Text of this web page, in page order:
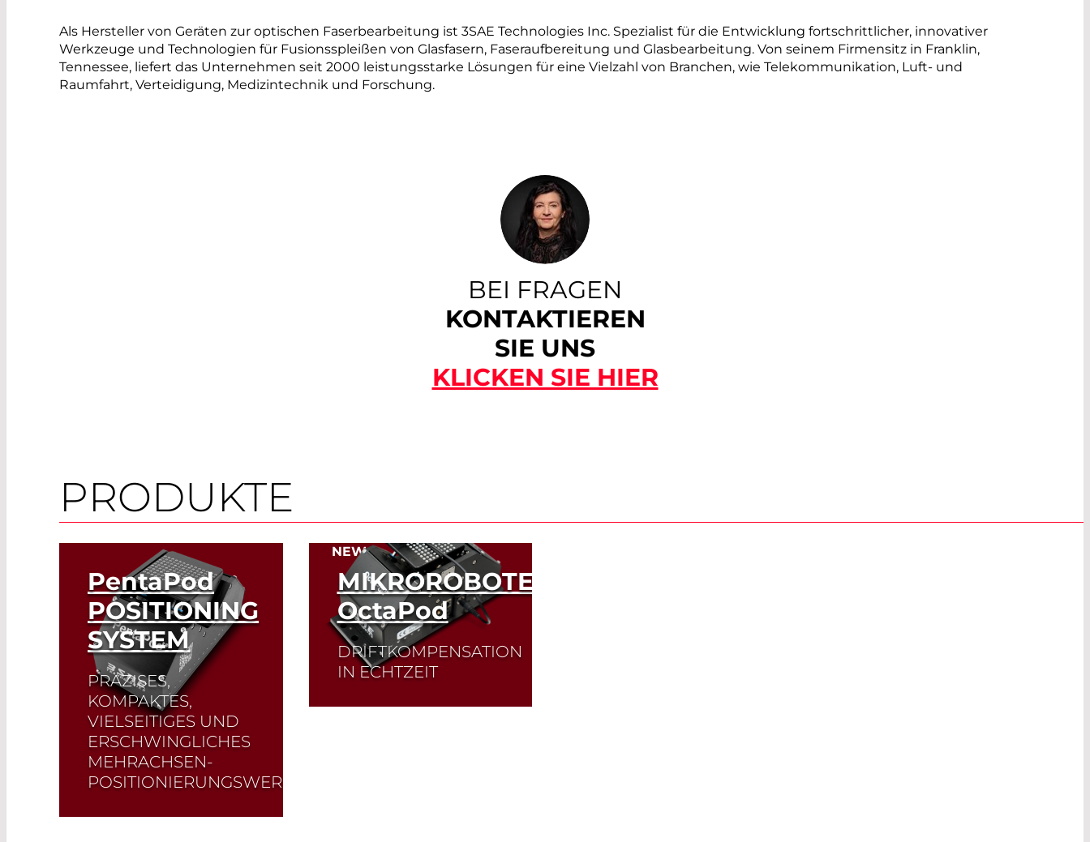
Als Hersteller von Geräten zur optischen Faserbearbeitung ist 3SAE Technologies Inc. Spezialist für die Entwicklung fortschrittlicher, innovativer
Werkzeuge und Technologien für Fusionsspleißen von Glasfasern, Faseraufbereitung und Glasbearbeitung. Von seinem Firmensitz in Franklin,
Tennessee, liefert das Unternehmen seit 2000 leistungsstarke Lösungen für eine Vielzahl von Branchen, wie Telekommunikation, Luft- und
Raumfahrt, Verteidigung, Medizintechnik und Forschung.
BEI FRAGEN
KONTAKTIEREN
SIE UNS
KLICKEN SIE HIER
PRODUKTE
PentaPod
POSITIONING
SYSTEM
PRÄZISES,
KOMPAKTES,
VIELSEITIGES UND
ERSCHWINGLICHES
MEHRACHSEN-
POSITIONIERUNGSWERKZEUG
Der 3SAE PentaPod ist
NEW
MIKROROBOTER
OctaPod
DRIFTKOMPENSATION
IN ECHTZEIT
Der OctaPod garantiert